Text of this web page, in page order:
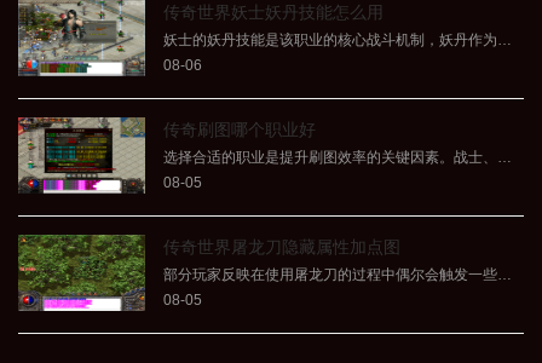
传奇世界妖士妖丹技能怎么用
08-06
传奇刷图哪个职业好
08-05
传奇世界屠龙刀隐藏属性加点图
08-05